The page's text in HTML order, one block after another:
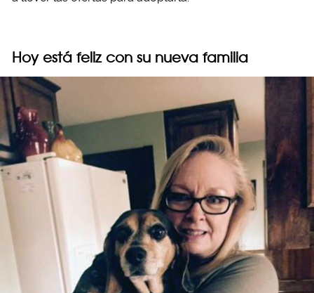
Hoy está feliz con su nueva familia